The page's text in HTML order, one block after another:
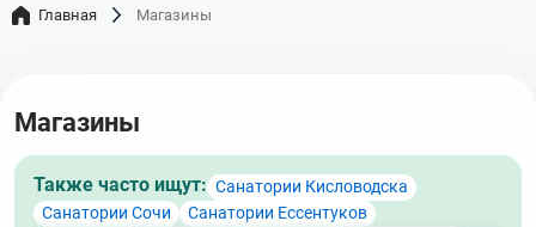
Главная Магазины
Магазины
Также часто ищут: Санатории Кисловодска
Санатории Сочи
Санатории Ессентуков